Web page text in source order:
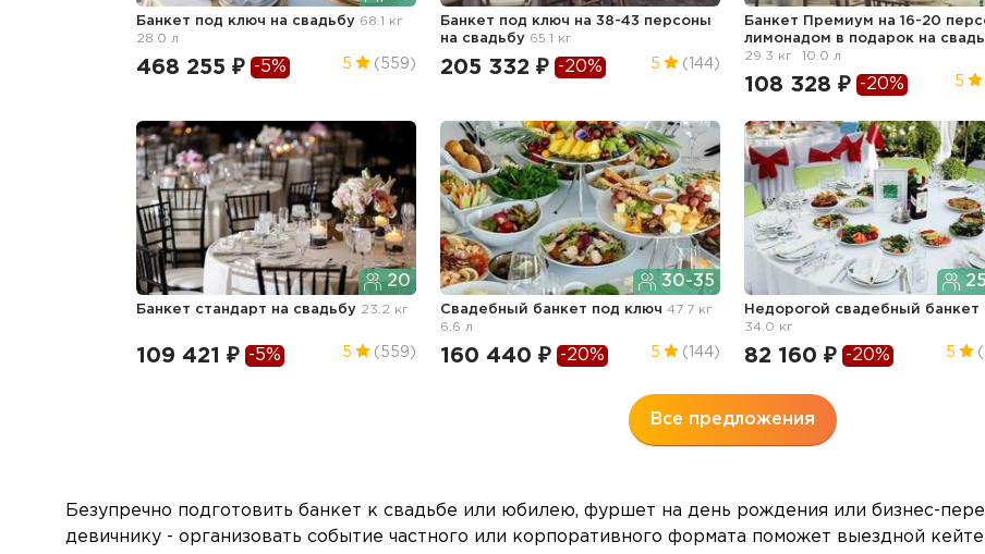
Банкет под ключ на свадьбу 68.1 кг
28.0 л
468 255 ₽ -5% 5 (559)
Банкет под ключ на 38-43 персоны
на свадьбу 65.1 кг
205 332 ₽ -20% 5 (144)
Банкет Премиум на 16-20
лимонадом в подарок на
29.3 кг
10.0 л
108 328 ₽ -20% 5
20
Банкет стандарт на свадьбу 23.2 кг
109 421 ₽ -5% 5 (559)
30-35
Свадебный банкет под ключ47.7 кг
6.6 л
160 440 ₽ -20% 5 (144)
Недорогой свадебный банкет
34.0 кг
82 160 ₽ -20% 5
Все предложения
Безупречно подготовить банкет к свадьбе или юбилею, фуршет на день рождения или бизнес-
девичнику - организовать событие частного или корпоративного формата поможет выездной